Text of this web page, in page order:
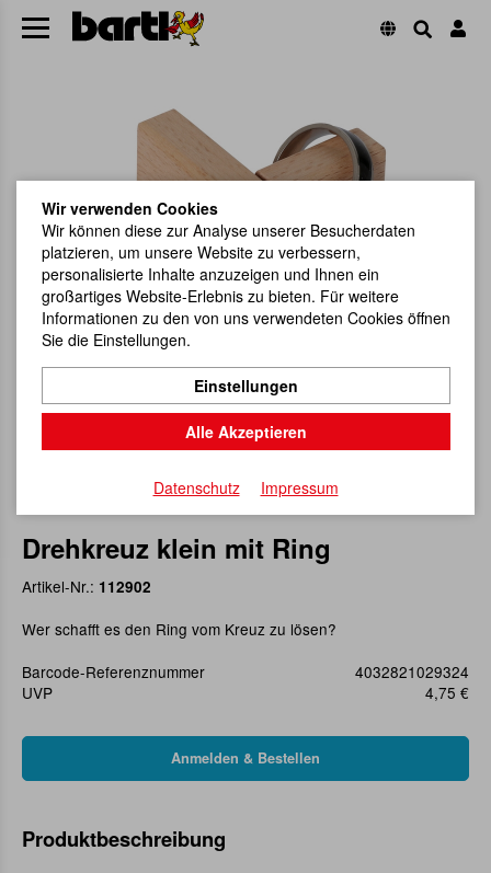
Drehkreuz klein mit Ring
Artikel-Nr.: 112902
Wer schafft es den Ring vom Kreuz zu lösen?
Barcode-Referenznummer
4032821029324
UVP
4,75 €
Produktbeschreibung
Wir verwenden Cookies
Wir können diese zur Analyse unserer Besucherdaten
platzieren, um unsere Website zu verbessern,
personalisierte Inhalte anzuzeigen und Ihnen ein
großartiges Website-Erlebnis zu bieten. Für weitere
Informationen zu den von uns verwendeten Cookies öffnen
Sie die Einstellungen.
Einstellungen
Alle Akzeptieren
Datenschutz Impressum